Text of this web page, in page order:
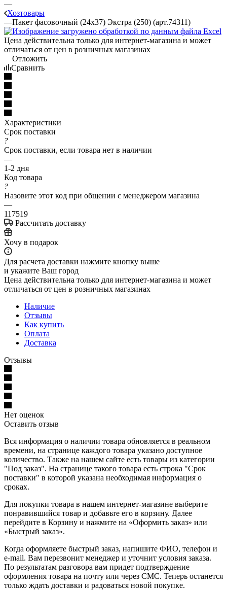
—
Хозтовары
—Пакет фасовочный (24х37) Экстра (250) (арт.74311)
Цена действительна только для интернет-магазина и может
отличаться от цен в розничных магазинах
Отложить
Сравнить
Характеристики
Срок поставки
?
Срок поставки, если товара нет в наличии
—
1-2 дня
Код товара
?
Назовите этот код при общении с менеджером магазина
—
117519
Рассчитать доставку
Хочу в подарок
Для расчета доставки нажмите кнопку выше
и укажите Ваш город
Цена действительна только для интернет-магазина и может
отличаться от цен в розничных магазинах
Наличие
Отзывы
Как купить
Оплата
Доставка
Отзывы
Нет оценок
Оставить отзыв
Вся информация о наличии товара обновляется в реальном
времени, на странице каждого товара указано доступное
количество. Также на нашем сайте есть товары из категории
"Под заказ". На странице такого товара есть строка "Срок
поставки" в которой указана необходимая информация о
сроках.
Для покупки товара в нашем интернет-магазине выберите
понравившийся товар и добавьте его в корзину. Далее
перейдите в Корзину и нажмите на «Оформить заказ» или
«Быстрый заказ».
Когда оформляете быстрый заказ, напишите ФИО, телефон и
e-mail. Вам перезвонит менеджер и уточнит условия заказа.
По результатам разговора вам придет подтверждение
оформления товара на почту или через СМС. Теперь останется
только ждать доставки и радоваться новой покупке.